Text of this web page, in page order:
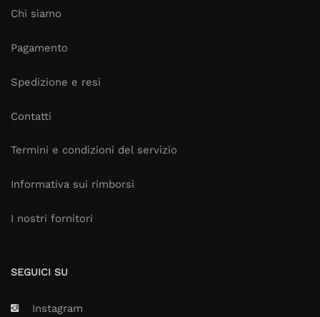
Chi siamo
Pagamento
Spedizione e resi
Contatti
Termini e condizioni del servizio
Informativa sui rimborsi
I nostri fornitori
SEGUICI SU
Instagram